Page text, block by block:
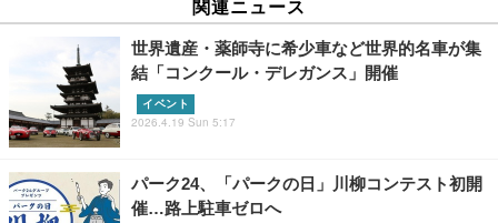
関連ニュース
世界遺産・薬師寺に希少車など世界的名車が集
結「コンクール・デレガンス」開催
イベント
2026.4.19 Sun 5:17
パーク24、「パークの日」川柳コンテスト初開
催…路上駐車ゼロへ